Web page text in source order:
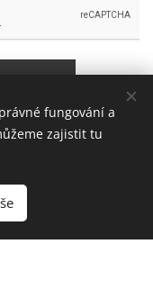
fungování a
zajistit tu